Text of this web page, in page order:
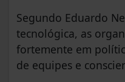
Segundo Eduardo
tecnológica, as
fortemente em
de equipes e